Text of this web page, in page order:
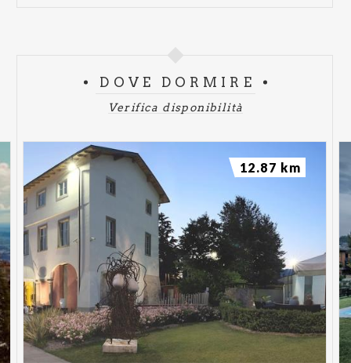
DOVE DORMIRE
Verifica disponibilità
12.87 km